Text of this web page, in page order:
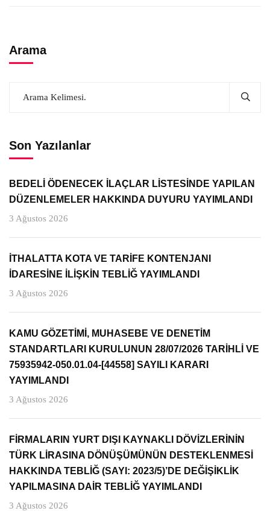
Arama
Son Yazılanlar
BEDELİ ÖDENECEK İLAÇLAR LİSTESİNDE YAPILAN
DÜZENLEMELER HAKKINDA DUYURU YAYIMLANDI
3 Ağustos 2026
İTHALATTA KOTA VE TARİFE KONTENJANI
İDARESİNE İLİŞKİN TEBLİĞ YAYIMLANDI
3 Ağustos 2026
KAMU GÖZETİMİ, MUHASEBE VE DENETİM
STANDARTLARI KURULUNUN 28/07/2026 TARİHLİ VE
75935942-050.01.04-[44558] SAYILI KARARI
YAYIMLANDI
3 Ağustos 2026
FİRMALARIN YURT DIŞI KAYNAKLI DÖVİZLERİNİN
TÜRK LİRASINA DÖNÜŞÜMÜNÜN DESTEKLENMESİ
HAKKINDA TEBLİĞ (SAYI: 2023/5)’DE DEĞİŞİKLİK
YAPILMASINA DAİR TEBLİĞ YAYIMLANDI
3 Ağustos 2026